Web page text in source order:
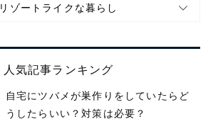
リゾートライクな暮らし
人気記事ランキング
自宅にツバメが巣作りをしていたらど
うしたらいい？対策は必要？